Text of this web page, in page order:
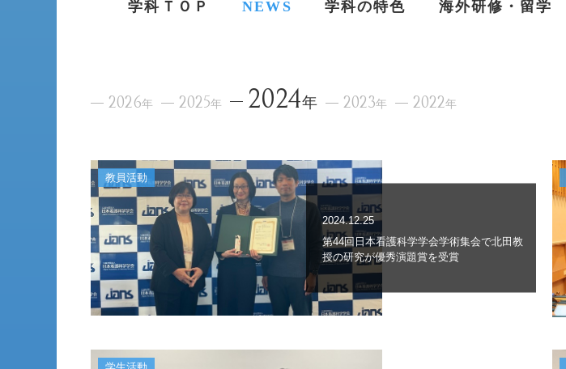
学科ＴＯＰ NEWS 学科の特色 海外研修・留学
2026年 2025年 2024年 2023年 2022年
教員活動
2024.12.25
第44回日本看護科学学会学術集会で北田教
授の研究が優秀演題賞を受賞